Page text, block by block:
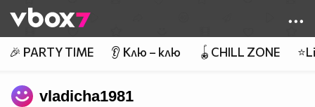
👾
🎉 PARTY TIME 👂 Клю – клю 🪀CHILL ZONE
vladicha1981